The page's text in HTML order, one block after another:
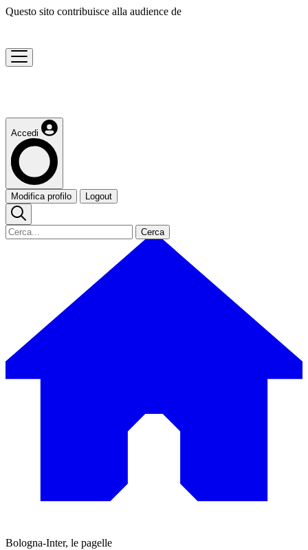
Questo sito contribuisce alla audience de
Accedi
Modifica profilo Logout
Cerca
Bologna-Inter, le pagelle